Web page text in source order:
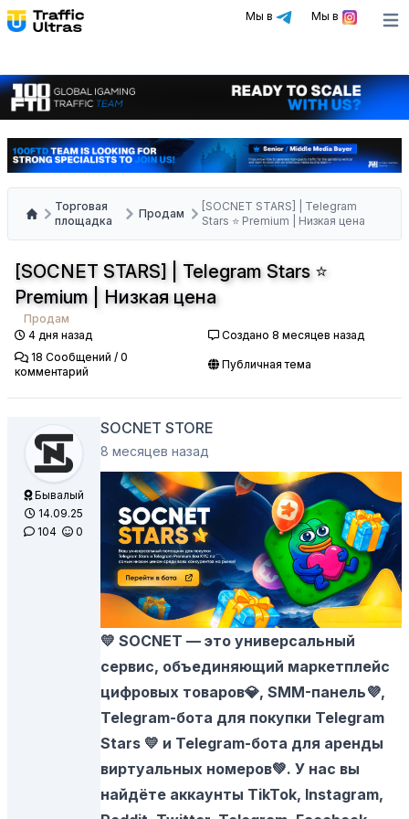
Мы в Мы в
Торговая
площадка
Продам
[SOCNET STARS] | Telegram
Stars ⭐ Premium | Низкая цена
[SOCNET STARS] | Telegram Stars ⭐
Premium | Низкая цена
Продам
4 дня назад
Создано 8 месяцев назад
18 Сообщений / 0
комментарий
Публичная тема
Бывалый
14.09.25
104
0
SOCNET STORE
8 месяцев назад
💛 SOCNET — это универсальный
сервис, объединяющий маркетплейс
цифровых товаров💎, SMM-панель💜,
Telegram-бота для покупки Telegram
Stars 💛 и Telegram-бота для аренды
виртуальных номеров💚. У нас вы
найдёте аккаунты TikTok, Instagram,